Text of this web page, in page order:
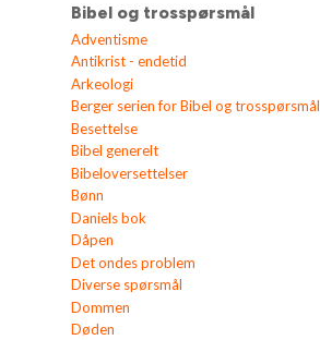
Bibel og trosspørsmål
Adventisme
Antikrist - endetid
Arkeologi
Berger serien for Bibel og trosspørsmål
Besettelse
Bibel generelt
Bibeloversettelser
Bønn
Daniels bok
Dåpen
Det ondes problem
Diverse spørsmål
Dommen
Døden